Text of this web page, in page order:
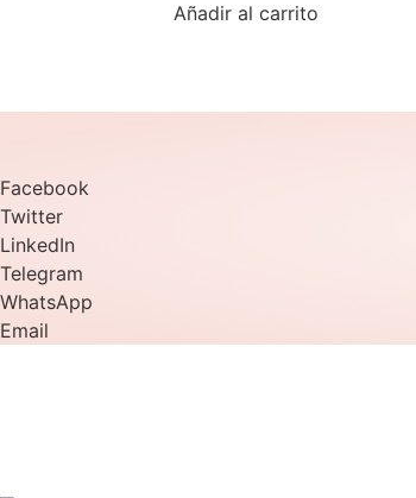
Añadir al carrito
Facebook
Twitter
LinkedIn
Telegram
WhatsApp
Email